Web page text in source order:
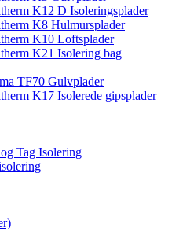
K12 D Isoleringsplader
K8 Hulmursplader
K10 Loftsplader
K21 Isolering bag
TF70 Gulvplader
K17 Isolerede gipsplader
Tag Isolering